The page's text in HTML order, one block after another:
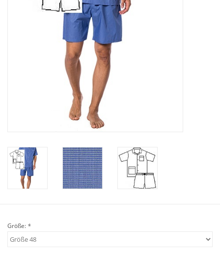
Edles aus Cashmere
Geschenkideen und
Angebote
Größe: *